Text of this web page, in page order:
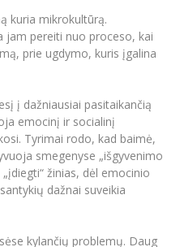
studijų centras
"CRIS"
kėlimas
aktų duomenų bazė
kuria mikrokultūrą.
jam pereiti nuo proceso, kai
prie ugdymo, kuris įgalina
į dažniausiai pasitaikančią
emocinį ir socialinį
Tyrimai rodo, kad baimė,
smegenyse „išgyvenimo
žinias, dėl emocinio
dažnai suveikia
kylančių problemų. Daug